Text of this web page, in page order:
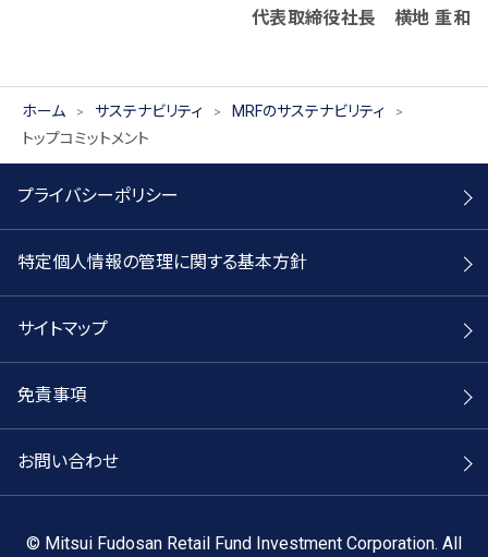
代表取締役社長 横地 重和
ホーム サステナビリティ
MRFのサステナビリティ
トップコミットメント
プライバシーポリシー
特定個人情報の管理に関する基本方針
サイトマップ
免責事項
お問い合わせ
© Mitsui Fudosan Retail Fund Investment Corporation. All